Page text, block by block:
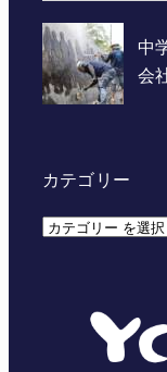
カテゴリー
カ